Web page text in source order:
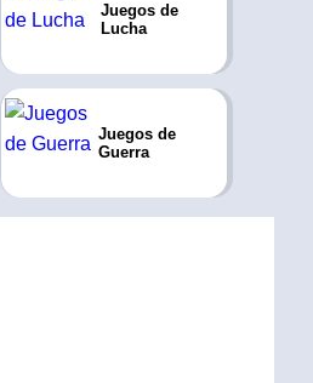
Juegos de
Lucha
Juegos de
Guerra